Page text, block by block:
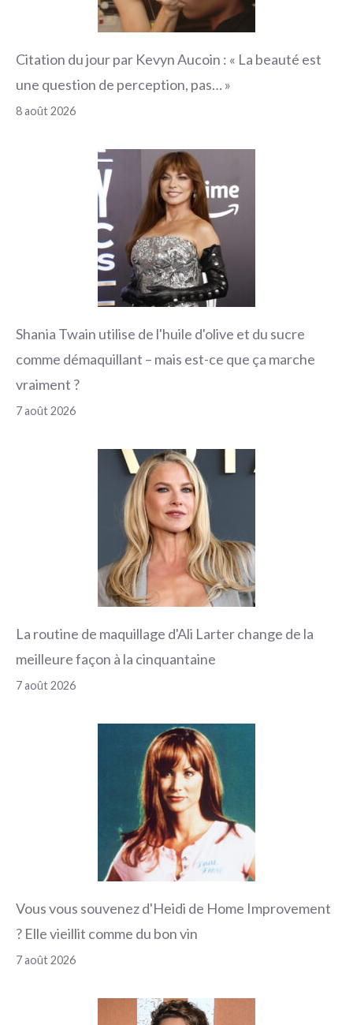
Citation du jour par Kevyn Aucoin : « La beauté est
une question de perception, pas… »
8 août 2026
Shania Twain utilise de l'huile d'olive et du sucre
comme démaquillant – mais est-ce que ça marche
vraiment ?
7 août 2026
La routine de maquillage d'Ali Larter change de la
meilleure façon à la cinquantaine
7 août 2026
Vous vous souvenez d'Heidi de Home Improvement
? Elle vieillit comme du bon vin
7 août 2026